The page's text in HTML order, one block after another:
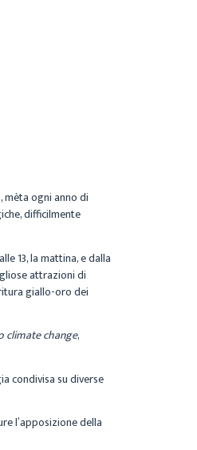
ogni anno di
difficilmente
13, la mattina, e dalla
attrazioni di
giallo-oro dei
climate change,
condivisa su diverse
l’apposizione della